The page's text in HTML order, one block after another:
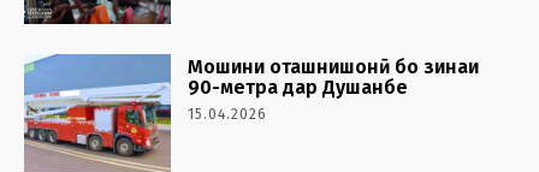
Мошини оташнишонӣ бо зинаи
90-метра дар Душанбе
15.04.2026